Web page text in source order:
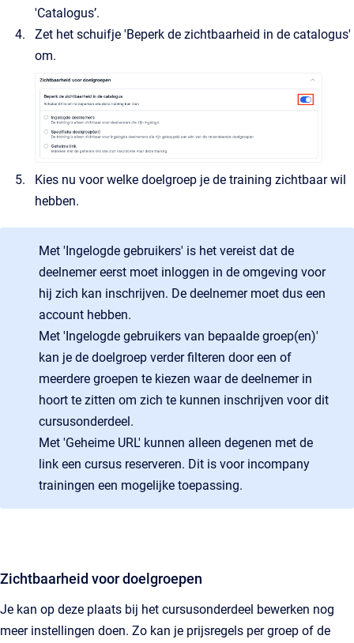
'Catalogus’.
Zet het schuifje 'Beperk de zichtbaarheid in de catalogus'
om.
Kies nu voor welke doelgroep je de training zichtbaar wil
hebben.
Met 'Ingelogde gebruikers' is het vereist dat de
deelnemer eerst moet inloggen in de omgeving voor
hij zich kan inschrijven. De deelnemer moet dus een
account hebben.
Met 'Ingelogde gebruikers van bepaalde groep(en)'
kan je de doelgroep verder filteren door een of
meerdere groepen te kiezen waar de deelnemer in
hoort te zitten om zich te kunnen inschrijven voor dit
cursusonderdeel.
Met 'Geheime URL' kunnen alleen degenen met de
link een cursus reserveren. Dit is voor incompany
trainingen een mogelijke toepassing.
Zichtbaarheid voor doelgroepen
Je kan op deze plaats bij het cursusonderdeel bewerken nog
meer instellingen doen. Zo kan je prijsregels per groep of de